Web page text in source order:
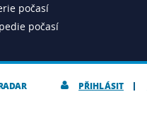
počasí
počasí
PŘIHLÁSIT